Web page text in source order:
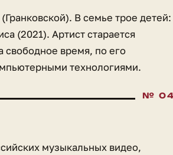
В семье трое детей:
(2021). Артист старается
свободное время, по его
технологиями.
музыкальных видео,